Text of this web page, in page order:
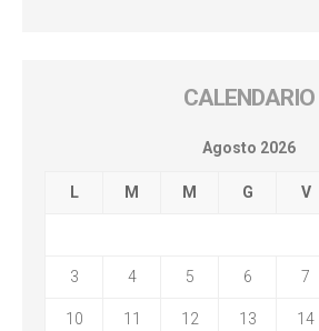
CALENDARIO
Agosto 2026
L M M G V
3 4 5 6 7
10 11 12 13 14